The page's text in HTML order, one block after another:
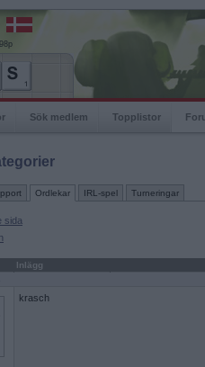
Sök medlem Topplistor
Ordlekar IRL-spel Turneringar
sida
Inlägg
krasch